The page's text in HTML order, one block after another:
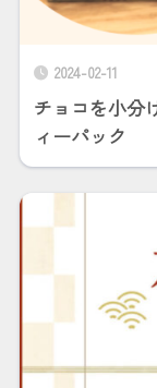
2024-02-11
チョコを小分
ィーパック